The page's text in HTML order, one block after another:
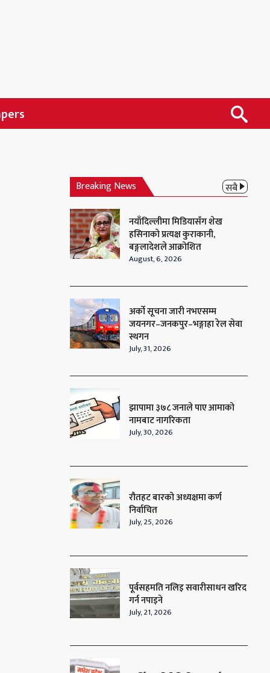
Breaking News सबै
नयाँदिल्लीमा मिडियासँग शेख
हसिनाको प्रत्यक्ष कुराकानी,
बङ्गलादेशले आक्रोशित
August, 6, 2026
अर्को सूचना जारी नभएसम्म
जयनगर–जनकपुर–भङ्गाहा रेल सेवा
स्थगन
July, 31, 2026
झापामा ३७८ जनाले पाए आमाको
नामबाट नागरिकता
July, 30, 2026
रौतहट बारको अध्यक्षमा कर्ण
निर्वाचित
July, 25, 2026
पूर्वसहमति नलिइ सवारीसाधन खरिद
गर्न नपाइने
July, 21, 2026